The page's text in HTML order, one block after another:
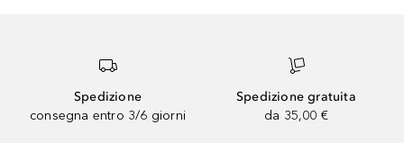
Spedizione
consegna entro 3/6 giorni
Spedizione gratuita
da 35,00 €